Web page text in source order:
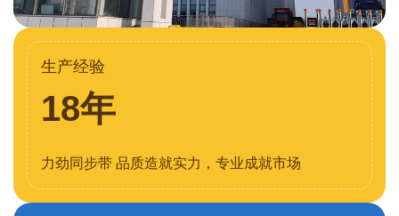
生产经验
18年
力劲同步带 品质造就实力，专业成就市场